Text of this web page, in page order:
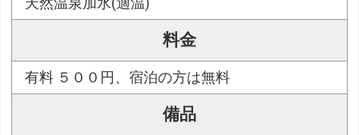
天然温泉加水(適温)
料金
有料 ５００円、宿泊の方は無料
備品